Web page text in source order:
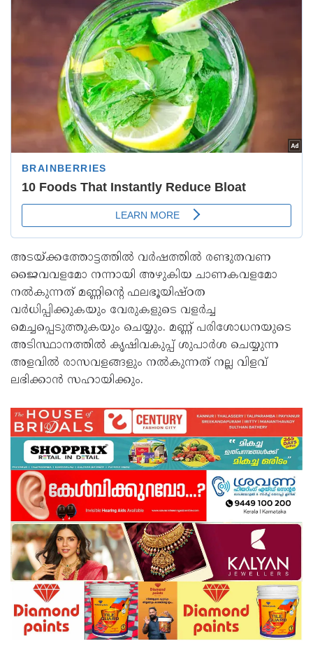
അടയ്ക്കത്തോട്ടത്തിൽ വർഷത്തിൽ രണ്ടുതവണ
ജൈവവളമോ നന്നായി അഴുകിയ ചാണകവളമോ
നൽകുന്നത് മണ്ണിന്റെ ഫലഭൂയിഷ്ഠത
വർധിപ്പിക്കുകയും വേരുകളുടെ വളർച്ച
മെച്ചപ്പെടുത്തുകയും ചെയ്യും. മണ്ണ് പരിശോധനയുടെ
അടിസ്ഥാനത്തിൽ കൃഷിവകുപ്പ് ശുപാർശ ചെയ്യുന്ന
അളവിൽ രാസവളങ്ങളും നൽകുന്നത് നല്ല വിളവ്
ലഭിക്കാൻ സഹായിക്കും.